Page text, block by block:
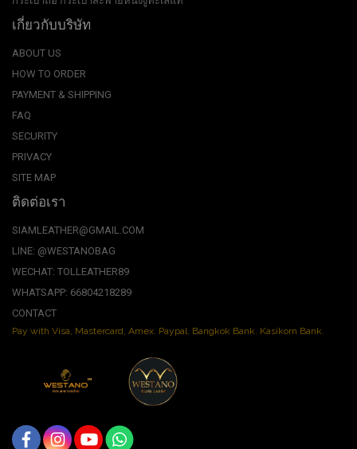
เกี่ยวกับบริษัท
ABOUT US
HOW TO ORDER
PAYMENT & SHIPPING
FAQ
SECURITY
PRIVACY
SITE MAP
ติดต่อเรา
SIAMLEATHER@GMAIL.COM
LINE: @WESTANOBAG
WECHAT: TOLLEATHER89
WHATSAPP: 66804218289
CONTACT
Pay with Visa, Mastercard, Amex. Paypal. Bangkok Bank. Kasikorn Bank.